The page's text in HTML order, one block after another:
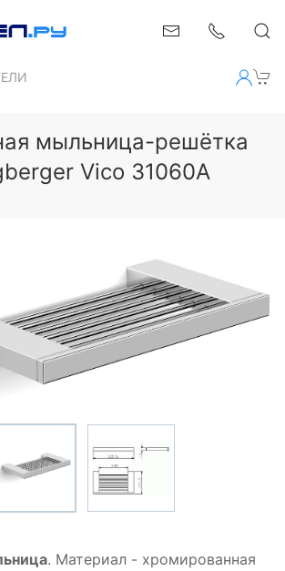
мыльница-решётка
Vico 31060A
. Материал - хромированная